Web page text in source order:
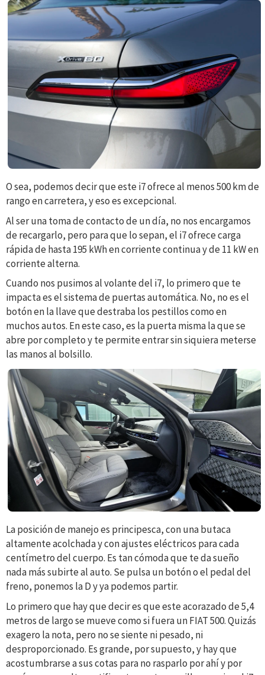
O sea, podemos decir que este i7 ofrece al menos 500 km de
rango en carretera, y eso es excepcional.
Al ser una toma de contacto de un día, no nos encargamos
de recargarlo, pero para que lo sepan, el i7 ofrece carga
rápida de hasta 195 kWh en corriente continua y de 11 kW en
corriente alterna.
Cuando nos pusimos al volante del i7, lo primero que te
impacta es el sistema de puertas automática. No, no es el
botón en la llave que destraba los pestillos como en
muchos autos. En este caso, es la puerta misma la que se
abre por completo y te permite entrar sin siquiera meterse
las manos al bolsillo.
La posición de manejo es principesca, con una butaca
altamente acolchada y con ajustes eléctricos para cada
centímetro del cuerpo. Es tan cómoda que te da sueño
nada más subirte al auto. Se pulsa un botón o el pedal del
freno, ponemos la D y ya podemos partir.
Lo primero que hay que decir es que este acorazado de 5,4
metros de largo se mueve como si fuera un FIAT 500. Quizás
exagero la nota, pero no se siente ni pesado, ni
desproporcionado. Es grande, por supuesto, y hay que
acostumbrarse a sus cotas para no rasparlo por ahí y por